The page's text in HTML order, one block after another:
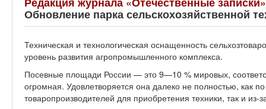
Обновление парка сельскохозяйственной
Техническая и технологическая оснащенность
уровень развития агропромышленного комплекса.
Посевные площади России — это 9—10 % мировых,
огромная. Удовлетворяется она далеко не полностью, как
товаропроизводителей для приобретения техники, так и из-